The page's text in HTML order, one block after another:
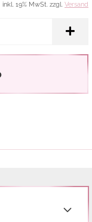
inkl. 19% MwSt. zzgl. Versand